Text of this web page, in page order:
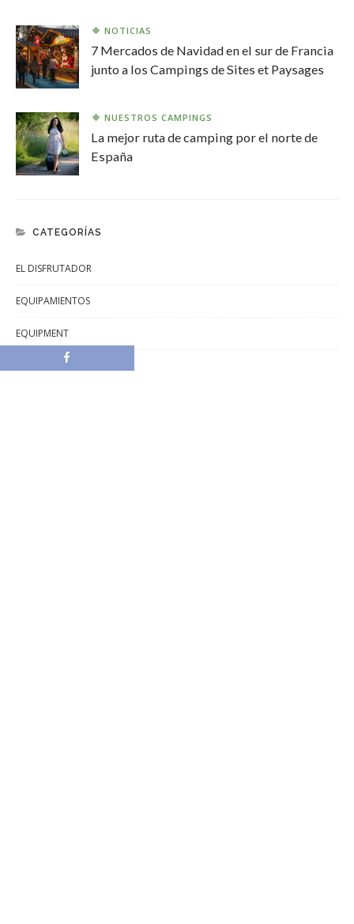
NOTICIAS
7 Mercados de Navidad en el sur de Francia
junto a los Campings de Sites et Paysages
NUESTROS CAMPINGS
La mejor ruta de camping por el norte de
España
CATEGORÍAS
EL DISFRUTADOR
EQUIPAMIENTOS
EQUIPMENT